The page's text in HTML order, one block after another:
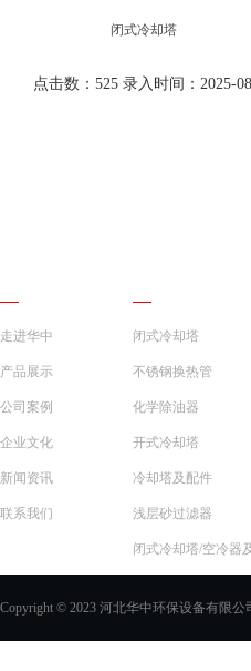
闭式冷却塔
点击数：525 录入时间：2025-
走进华中
产品展示
公司案例
企业文化
新闻资讯
联系我们
闭式冷却塔
不锈钢换热管
化学除油器
开式冷却塔
冷却塔及配件
浅层砂过滤器
闭式冷却塔/空冷器
Copyright © 2023 河北华中环保设备有限公